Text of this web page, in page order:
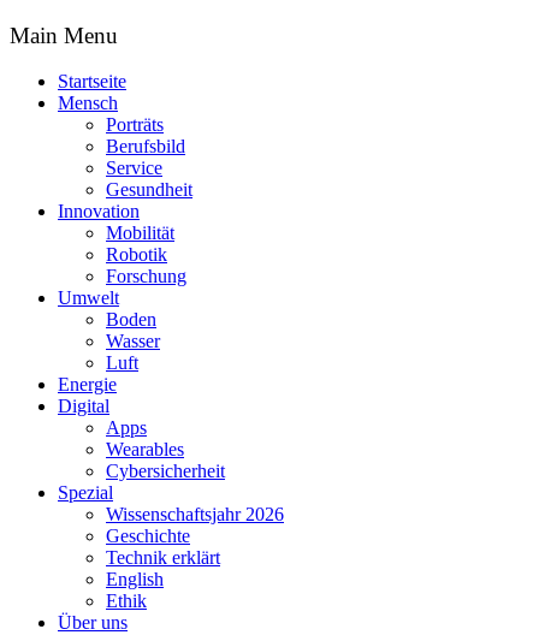
Main Menu
Startseite
Mensch
Porträts
Berufsbild
Service
Gesundheit
Innovation
Mobilität
Robotik
Forschung
Umwelt
Boden
Wasser
Luft
Energie
Digital
Apps
Wearables
Cybersicherheit
Spezial
Wissenschaftsjahr 2026
Geschichte
Technik erklärt
English
Ethik
Über uns